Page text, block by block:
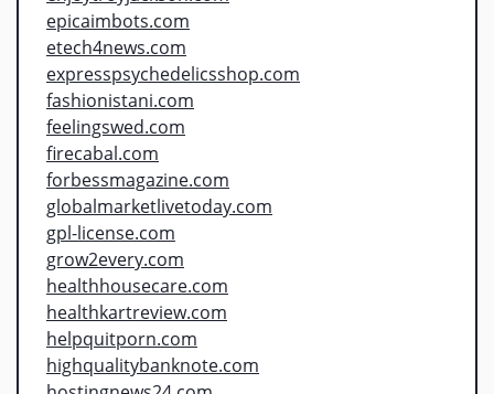
epicaimbots.com
etech4news.com
expresspsychedelicsshop.com
fashionistani.com
feelingswed.com
firecabal.com
forbessmagazine.com
globalmarketlivetoday.com
gpl-license.com
grow2every.com
healthhousecare.com
healthkartreview.com
helpquitporn.com
highqualitybanknote.com